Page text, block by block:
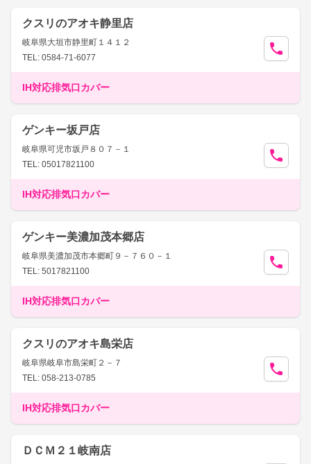
クスリのアオキ静里店
岐阜県大垣市静里町１４１２
TEL: 0584-71-6077
IH対応排気口カバー
ゲンキー坂戸店
岐阜県可児市坂戸８０７－１
TEL: 05017821100
IH対応排気口カバー
ゲンキー美濃加茂本郷店
岐阜県美濃加茂市本郷町９－７６０－１
TEL: 5017821100
IH対応排気口カバー
クスリのアオキ島栄店
岐阜県岐阜市島栄町２－７
TEL: 058-213-0785
IH対応排気口カバー
ＤＣＭ２１岐南店